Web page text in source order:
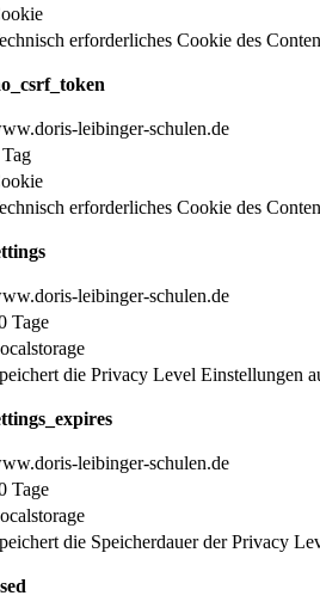
erforderliches Cookie des
leibinger-schulen.de
erforderliches Cookie des
leibinger-schulen.de
Tage
die Privacy Level Einstellungen
leibinger-schulen.de
Tage
die Speicherdauer der Privacy